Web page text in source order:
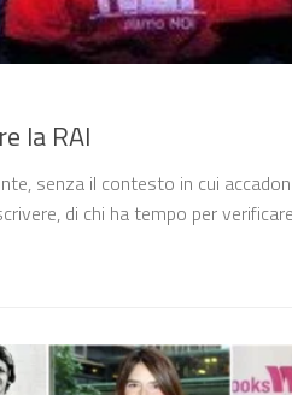
la RAI
senza il contesto in cui
di chi ha tempo per